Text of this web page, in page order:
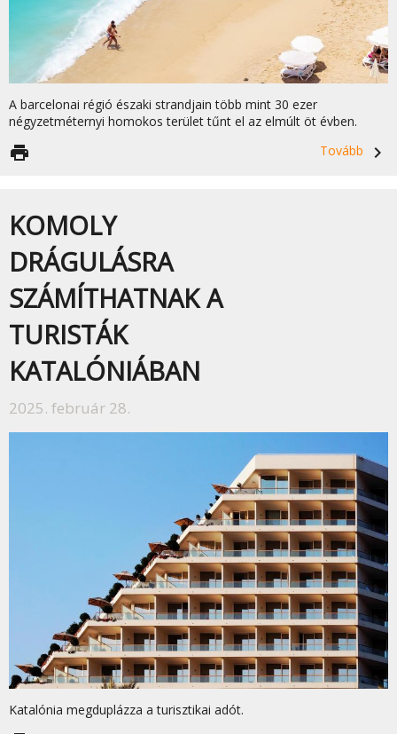
A barcelonai régió északi strandjain több mint 30 ezer
négyzetméternyi homokos terület tűnt el az elmúlt öt évben.
Tovább
navigate_next
print
KOMOLY
DRÁGULÁSRA
SZÁMÍTHATNAK A
TURISTÁK
KATALÓNIÁBAN
2025. február 28.
Katalónia megduplázza a turisztikai adót.